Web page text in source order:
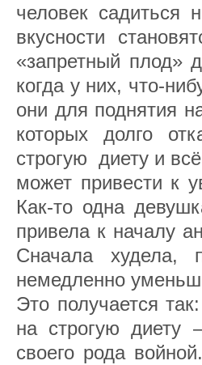
человек садиться
вкусности
«запретный плод»
когда у них, что-
они для поднятия
которых долго
строгую диету и
может привести к
Как-то одна
привела к началу
Сначала худела,
немедленно
Это получается
на строгую диету
своего рода